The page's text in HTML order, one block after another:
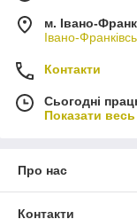
м. Івано-
Івано-
Контакти
Сьогодні
Показати
Про нас
Контакти